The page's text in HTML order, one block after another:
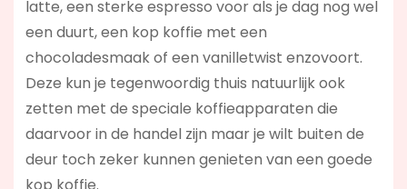
latte, een sterke espresso voor als je dag nog wel
een duurt, een kop koffie met een
chocoladesmaak of een vanilletwist enzovoort.
Deze kun je tegenwoordig thuis natuurlijk ook
zetten met de speciale koffieapparaten die
daarvoor in de handel zijn maar je wilt buiten de
deur toch zeker kunnen genieten van een goede